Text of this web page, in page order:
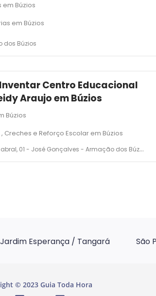
em Búzios
em Búzios
dos Búzios
Centro Educacional
Araujo em Búzios
Búzios
Creches e Reforço Escolar em Búzios
01 - José Gonçalves - Armação dos Búzios
Jardim Esperança / Tangará São
© 2023 Guia Toda Hora